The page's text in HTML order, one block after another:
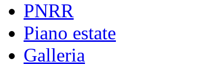
PNRR
Piano estate
Galleria